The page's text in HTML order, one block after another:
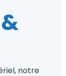
notre